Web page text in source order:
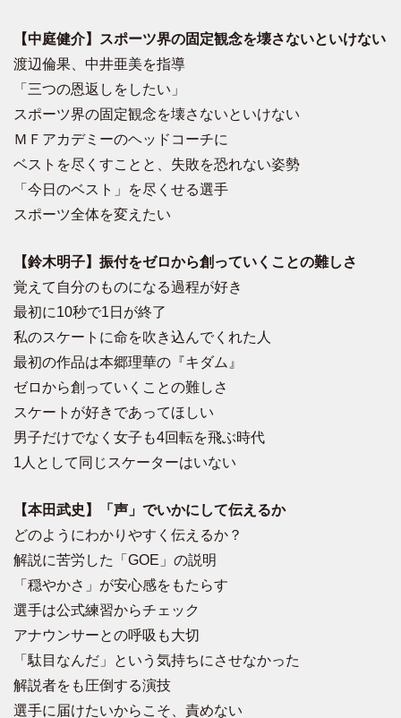
【中庭健介】スポーツ界の固定観念を壊さないといけない
渡辺倫果、中井亜美を指導
「三つの恩返しをしたい」
スポーツ界の固定観念を壊さないといけない
ＭＦアカデミーのヘッドコーチに
ベストを尽くすことと、失敗を恐れない姿勢
「今日のベスト」を尽くせる選手
スポーツ全体を変えたい
【鈴木明子】振付をゼロから創っていくことの難しさ
覚えて自分のものになる過程が好き
最初に10秒で1日が終了
私のスケートに命を吹き込んでくれた人
最初の作品は本郷理華の『キダム』
ゼロから創っていくことの難しさ
スケートが好きであってほしい
男子だけでなく女子も4回転を飛ぶ時代
1人として同じスケーターはいない
【本田武史】「声」でいかにして伝えるか
どのようにわかりやすく伝えるか？
解説に苦労した「GOE」の説明
「穏やかさ」が安心感をもたらす
選手は公式練習からチェック
アナウンサーとの呼吸も大切
「駄目なんだ」という気持ちにさせなかった
解説者をも圧倒する演技
選手に届けたいからこそ、責めない